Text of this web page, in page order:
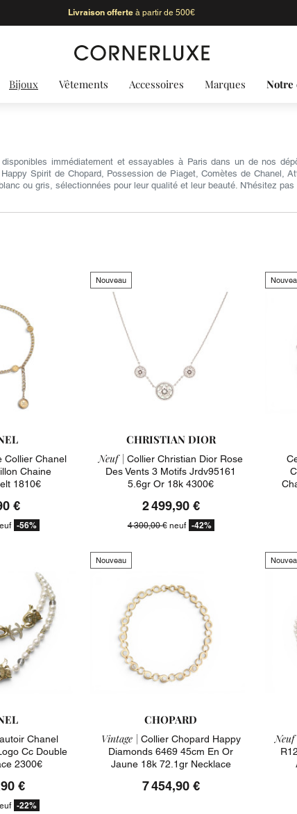
Livraison offerteà partir de 500€
Bijoux Vêtements Accessoires Marques Notre
immédiatement et essayables à Paris dans un de nos
Spirit de Chopard, Possession de Piaget, Comètes de Chanel,
ou gris, sélectionnées pour leur qualité et leur beauté. N'hésitez
Collier Chanel
Chaine
1810€
€
-56%
Nouveau
CHRISTIAN DIOR
Neuf | Collier Christian Dior Rose
Des Vents 3 Motifs Jrdv95161
5.6gr Or 18k 4300€
2 499,90 €
4 300,00 €neuf -42%
Chanel
Cc Double
2300€
€
-22%
Nouveau
CHOPARD
Vintage | Collier Chopard Happy
Diamonds 6469 45cm En Or
Jaune 18k 72.1gr Necklace
7 454,90 €
Neuf